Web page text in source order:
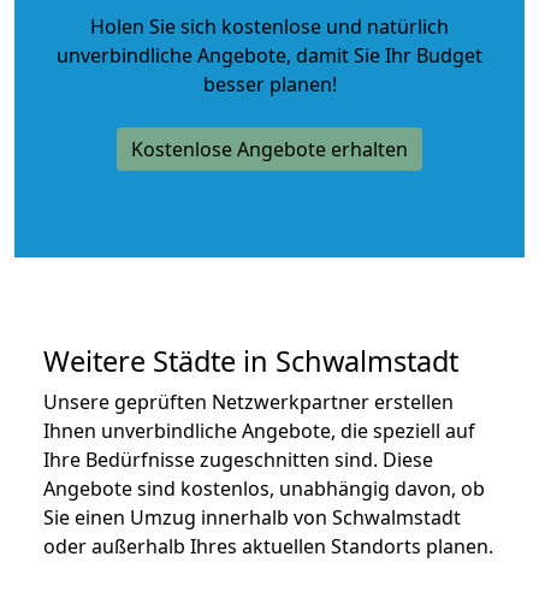
Holen Sie sich kostenlose und natürlich
unverbindliche Angebote, damit Sie Ihr Budget
besser planen!
Kostenlose Angebote erhalten
Weitere Städte in Schwalmstadt
Unsere geprüften Netzwerkpartner erstellen
Ihnen unverbindliche Angebote, die speziell auf
Ihre Bedürfnisse zugeschnitten sind. Diese
Angebote sind kostenlos, unabhängig davon, ob
Sie einen Umzug innerhalb von Schwalmstadt
oder außerhalb Ihres aktuellen Standorts planen.